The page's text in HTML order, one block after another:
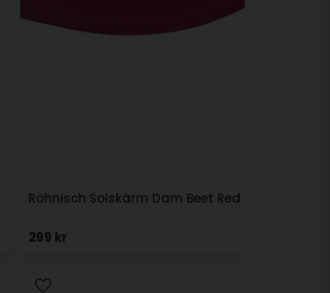
Röhnisch Solskärm Dam Beet Red
299 kr